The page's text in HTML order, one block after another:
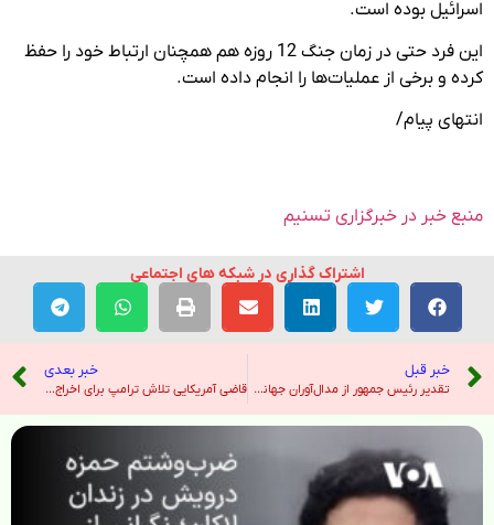
اسرائیل بوده است.
این فرد حتی در زمان جنگ 12 روزه هم همچنان ارتباط خود را حفظ
کرده و برخی از عملیات‌ها را انجام داده است.
انتهای پیام/
منبع خبر در خبرگزاری تسنیم
اشتراک گذاری در شبکه های اجتماعی
خبر قبل
تقدیر رئیس جمهور از مدال‌آوران جهانی کشتی در روز خط و نشان ساپینتو برای حریف بحرینی – خبرگزاری ایرنا
خبر بعدی
قاضی آمریکایی تلاش ترامپ برای اخراج دانشجویان طرفدار فلسطین را غیرقانونی اعلام کرد – خبرگزاری ایرنا